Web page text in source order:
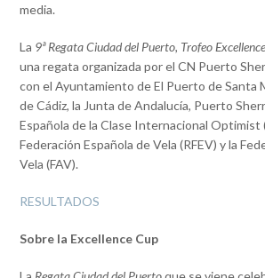
media.
La 9ª Regata Ciudad del Puerto, Trofeo
una regata organizada por el CN Puerto
con el Ayuntamiento de El Puerto de Santa
de Cádiz, la Junta de Andalucía, Puerto
Española de la Clase Internacional Optimist
Federación Española de Vela (RFEV) y la
Vela (FAV).
RESULTADOS
Sobre la Excellence Cup